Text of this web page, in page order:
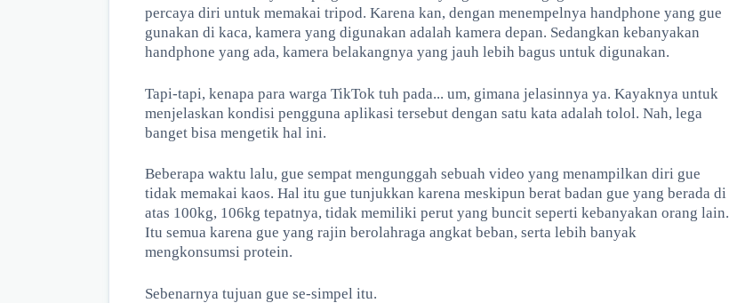
percaya diri untuk memakai tripod. Karena kan, dengan menempelnya handphone yang gue
gunakan di kaca, kamera yang digunakan adalah kamera depan. Sedangkan kebanyakan
handphone yang ada, kamera belakangnya yang jauh lebih bagus untuk digunakan.
Tapi-tapi, kenapa para warga TikTok tuh pada... um, gimana jelasinnya ya. Kayaknya untuk
menjelaskan kondisi pengguna aplikasi tersebut dengan satu kata adalah tolol. Nah, lega
banget bisa mengetik hal ini.
Beberapa waktu lalu, gue sempat mengunggah sebuah video yang menampilkan diri gue
tidak memakai kaos. Hal itu gue tunjukkan karena meskipun berat badan gue yang berada di
atas 100kg, 106kg tepatnya, tidak memiliki perut yang buncit seperti kebanyakan orang lain.
Itu semua karena gue yang rajin berolahraga angkat beban, serta lebih banyak
mengkonsumsi protein.
Sebenarnya tujuan gue se-simpel itu.